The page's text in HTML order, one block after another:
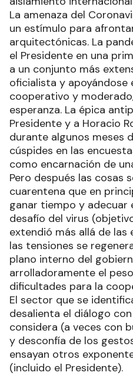
La amenaza del
un estímulo para
arquitectónicas. La
el Presidente en una
a un conjunto más
oficialista y apoyándose
cooperativo y
esperanza. La épica
Presidente y a Horacio
durante algunos meses
cúspides en las
como encarnación de
Pero después las cosas
cuarentena que en
ganar tiempo y adecuar
desafío del virus
extendió más allá de
las tensiones se
plano interno del
arrolladoramente el
dificultades para la
El sector que se
desalienta el diálogo
considera (a veces con
y desconfía de los
ensayan otros
(incluido el Presidente).